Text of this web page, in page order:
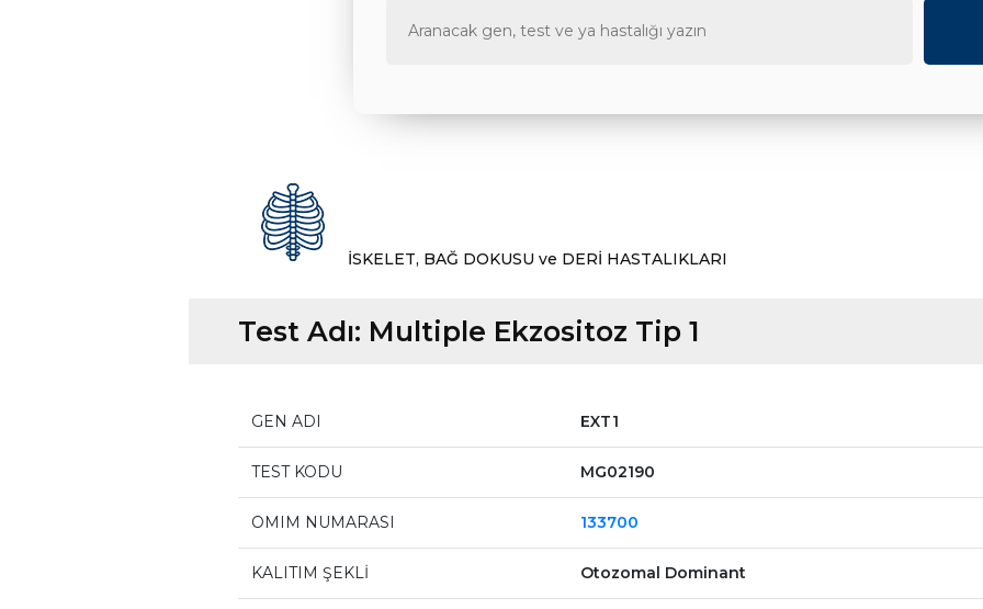
İSKELET, BAĞ DOKUSU ve DERİ HASTALIKLARI
Test Adı: Multiple Ekzositoz Tip 1
GEN ADI EXT1
TEST KODU MG02190
OMIM NUMARASI 133700
KALITIM ŞEKLİ Otozomal Dominant